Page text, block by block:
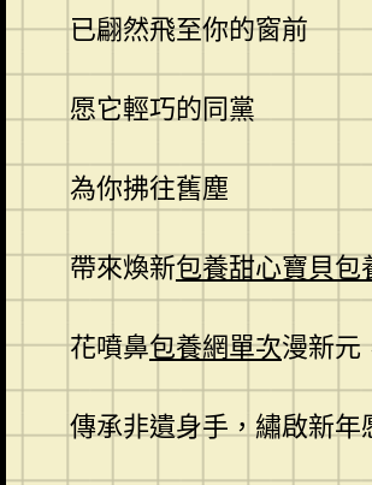
已翩然飛至你的窗前
愿它輕巧的同黨
為你拂往舊塵
帶來煥新包養甜心寶貝包
花噴鼻包養網單次漫新元
傳承非遺身手，繡啟新年